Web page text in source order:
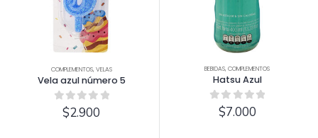
COMPLEMENTOS, VELAS
Vela azul número 5
out of 5
$2.900
BEBIDAS, COMPLEMENTOS
Hatsu Azul
out of 5
$7.000